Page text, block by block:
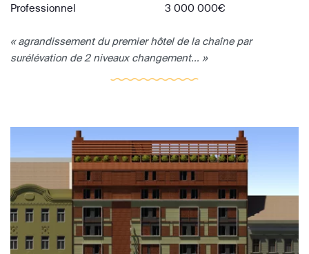
Professionnel
3 000 000€
« agrandissement du premier hôtel de la chaîne par
surélévation de 2 niveaux changement... »